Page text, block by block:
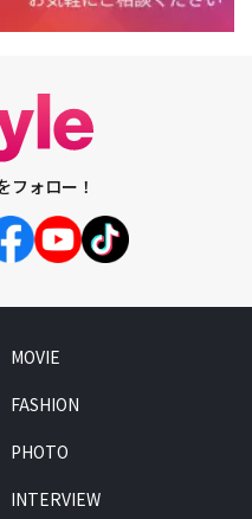
フォロー！
MOVIE
FASHION
PHOTO
INTERVIEW